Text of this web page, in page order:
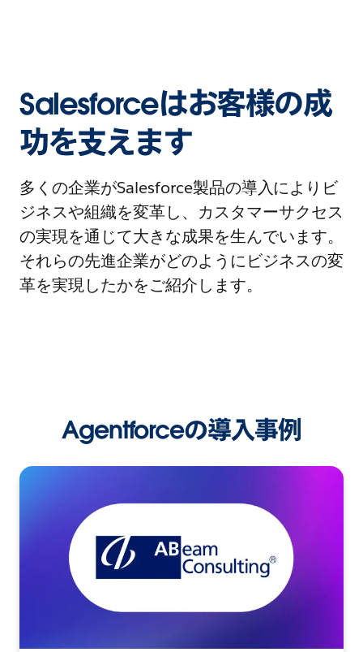
Salesforceはお客様の成
功を支えます
多くの企業がSalesforce製品の導入によりビ
ジネスや組織を変革し、カスタマーサクセス
の実現を通じて大きな成果を生んでいます。
それらの先進企業がどのようにビジネスの変
革を実現したかをご紹介します。
Agentforceの導入事例